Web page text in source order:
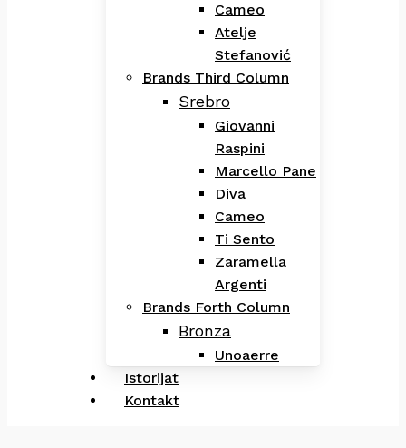
Cameo
Atelje
Stefanović
Brands Third Column
Srebro
Giovanni
Raspini
Marcello Pane
Diva
Cameo
Ti Sento
Zaramella
Argenti
Brands Forth Column
Bronza
Unoaerre
Istorijat
Kontakt